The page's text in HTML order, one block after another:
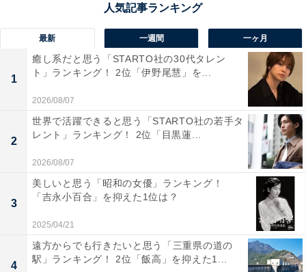
回答者からは「極寒の中の温泉は最高です。温泉こそ冬
にいくべきだと思います」（30代女性／北海道）、「一
面の雪と立ちのぼる湯気が合わさり、冬にしか味わえな
い幻想的な雰囲気を感じられるから！！」（10代女性／
新潟県）、「雪見露天風呂から眺める景色がきれいだか
らです」（40代女性／富山県）といった声が集まりまし
た。
最新 一週間 一ヶ月
1
癒し系だと思う「STARTO社の30代タレン
ト」ランキング！ 2位「伊野尾慧」を...
2026/08/07
2
世界で活躍できると思う「STARTO社の若手タ
レント」ランキング！ 2位「目黒蓮...
2026/08/07
3
美しいと思う「昭和の女優」ランキング！
「吉永小百合」を抑えた1位は？
2025/04/21
4
遠方からでも行きたいと思う「三重県の道の
駅」ランキング！ 2位「飯高」を抑えた1...